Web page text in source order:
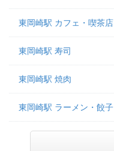
東岡崎駅 カフェ・喫茶店
東岡崎駅 寿司
東岡崎駅 焼肉
東岡崎駅 ラーメン・餃子